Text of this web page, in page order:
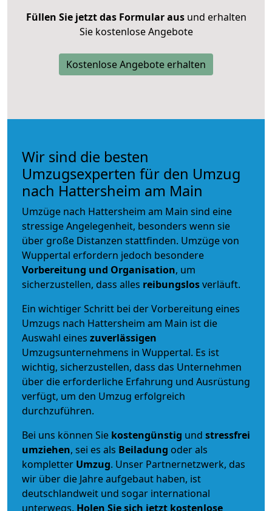
Füllen Sie jetzt das Formular ausund erhalten
Sie kostenlose Angebote
Kostenlose Angebote erhalten
Wir sind die besten
Umzugsexperten für den Umzug
nach Hattersheim am Main
Umzüge nach Hattersheim am Main sind eine
stressige Angelegenheit, besonders wenn sie
über große Distanzen stattfinden. Umzüge von
Wuppertal erfordern jedoch besondere
Vorbereitung und Organisation, um
sicherzustellen, dass alles reibungslosverläuft.
Ein wichtiger Schritt bei der Vorbereitung eines
Umzugs nach Hattersheim am Main ist die
Auswahl eines zuverlässigen
Umzugsunternehmens in Wuppertal. Es ist
wichtig, sicherzustellen, dass das Unternehmen
über die erforderliche Erfahrung und Ausrüstung
verfügt, um den Umzug erfolgreich
durchzuführen.
Bei uns können Sie kostengünstig und stressfrei
umziehen, sei es als Beiladung oder als
kompletter Umzug. Unser Partnernetzwerk, das
wir über die Jahre aufgebaut haben, ist
deutschlandweit und sogar international
unterwegs. Holen Sie sich jetzt kostenlose